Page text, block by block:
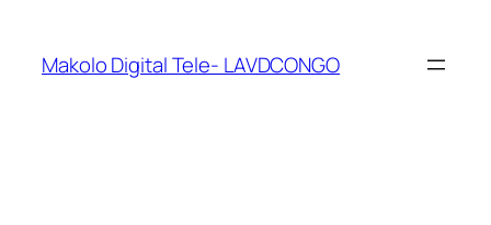
Makolo Digital Tele- LAVDCONGO